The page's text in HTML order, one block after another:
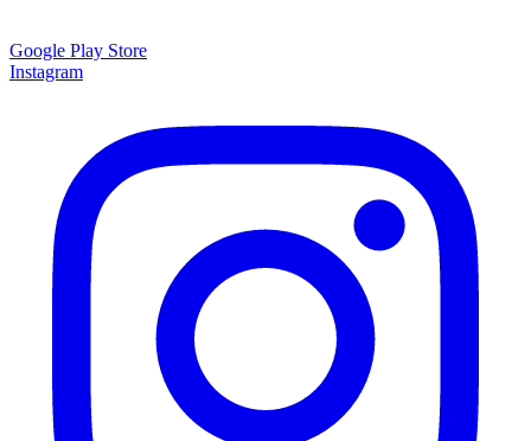
Google Play Store
Instagram